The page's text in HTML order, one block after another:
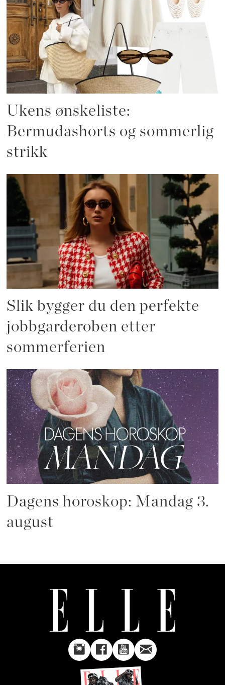
Ukens ønskeliste:
Bermudashorts og sommerlig
strikk
Slik bygger du den perfekte
jobbgarderoben etter
sommerferien
Dagens horoskop: Mandag 3.
august